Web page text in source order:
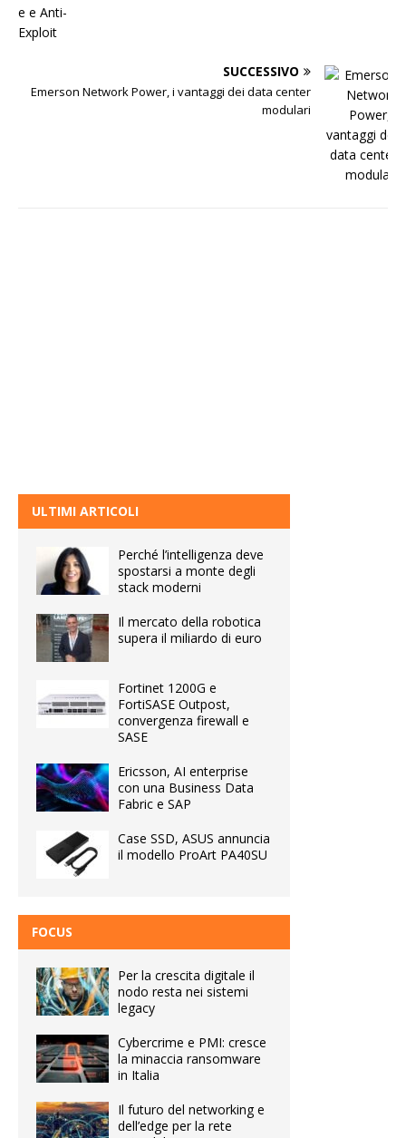
SUCCESSIVO
Emerson Network Power, i vantaggi dei data center
modulari
ULTIMI ARTICOLI
Perché l’intelligenza deve
spostarsi a monte degli
stack moderni
Il mercato della robotica
supera il miliardo di euro
Fortinet 1200G e
FortiSASE Outpost,
convergenza firewall e
SASE
Ericsson, AI enterprise
con una Business Data
Fabric e SAP
Case SSD, ASUS annuncia
il modello ProArt PA40SU
FOCUS
Per la crescita digitale il
nodo resta nei sistemi
legacy
Cybercrime e PMI: cresce
la minaccia ransomware
in Italia
Il futuro del networking e
dell’edge per la rete